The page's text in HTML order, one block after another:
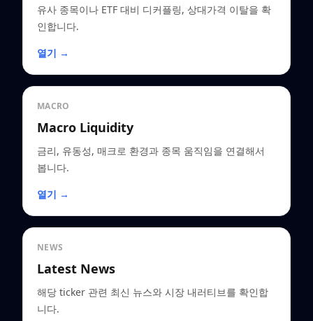
유사 종목이나 ETF 대비 디커플링, 상대가격 이탈을 확
인합니다.
열기 →
MACRO
Macro Liquidity
금리, 유동성, 매크로 환경과 종목 움직임을 연결해서
봅니다.
열기 →
NEWS
Latest News
해당 ticker 관련 최신 뉴스와 시장 내러티브를 확인합
니다.